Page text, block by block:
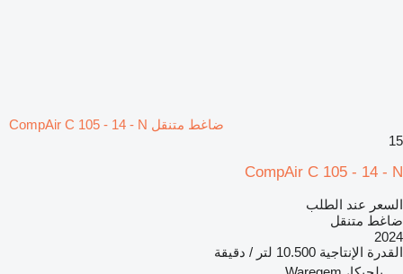
ضاغط متنقل CompAir C 105 - 14 - N
15
CompAir C 105 - 14 - N
السعر عند الطلب
ضاغط متنقل
2024
القدرة الإنتاجية 10.500 لتر / دقيقة